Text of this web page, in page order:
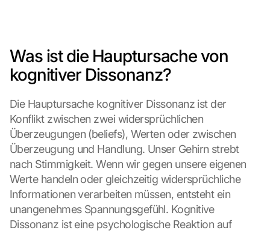
Was ist die Hauptursache von
kognitiver Dissonanz?
Die Hauptursache kognitiver Dissonanz ist der
Konflikt zwischen zwei widersprüchlichen
Überzeugungen (beliefs), Werten oder zwischen
Überzeugung und Handlung. Unser Gehirn strebt
nach Stimmigkeit. Wenn wir gegen unsere eigenen
Werte handeln oder gleichzeitig widersprüchliche
Informationen verarbeiten müssen, entsteht ein
unangenehmes Spannungsgefühl. Kognitive
Dissonanz ist eine psychologische Reaktion auf